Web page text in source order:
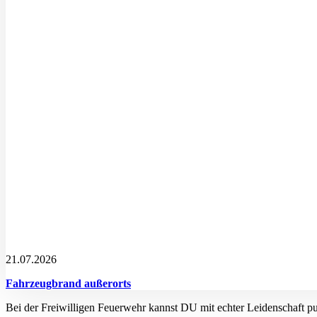
21.07.2026
Fahrzeugbrand außerorts
Bei der Freiwilligen Feuerwehr kannst DU mit echter Leidenschaft